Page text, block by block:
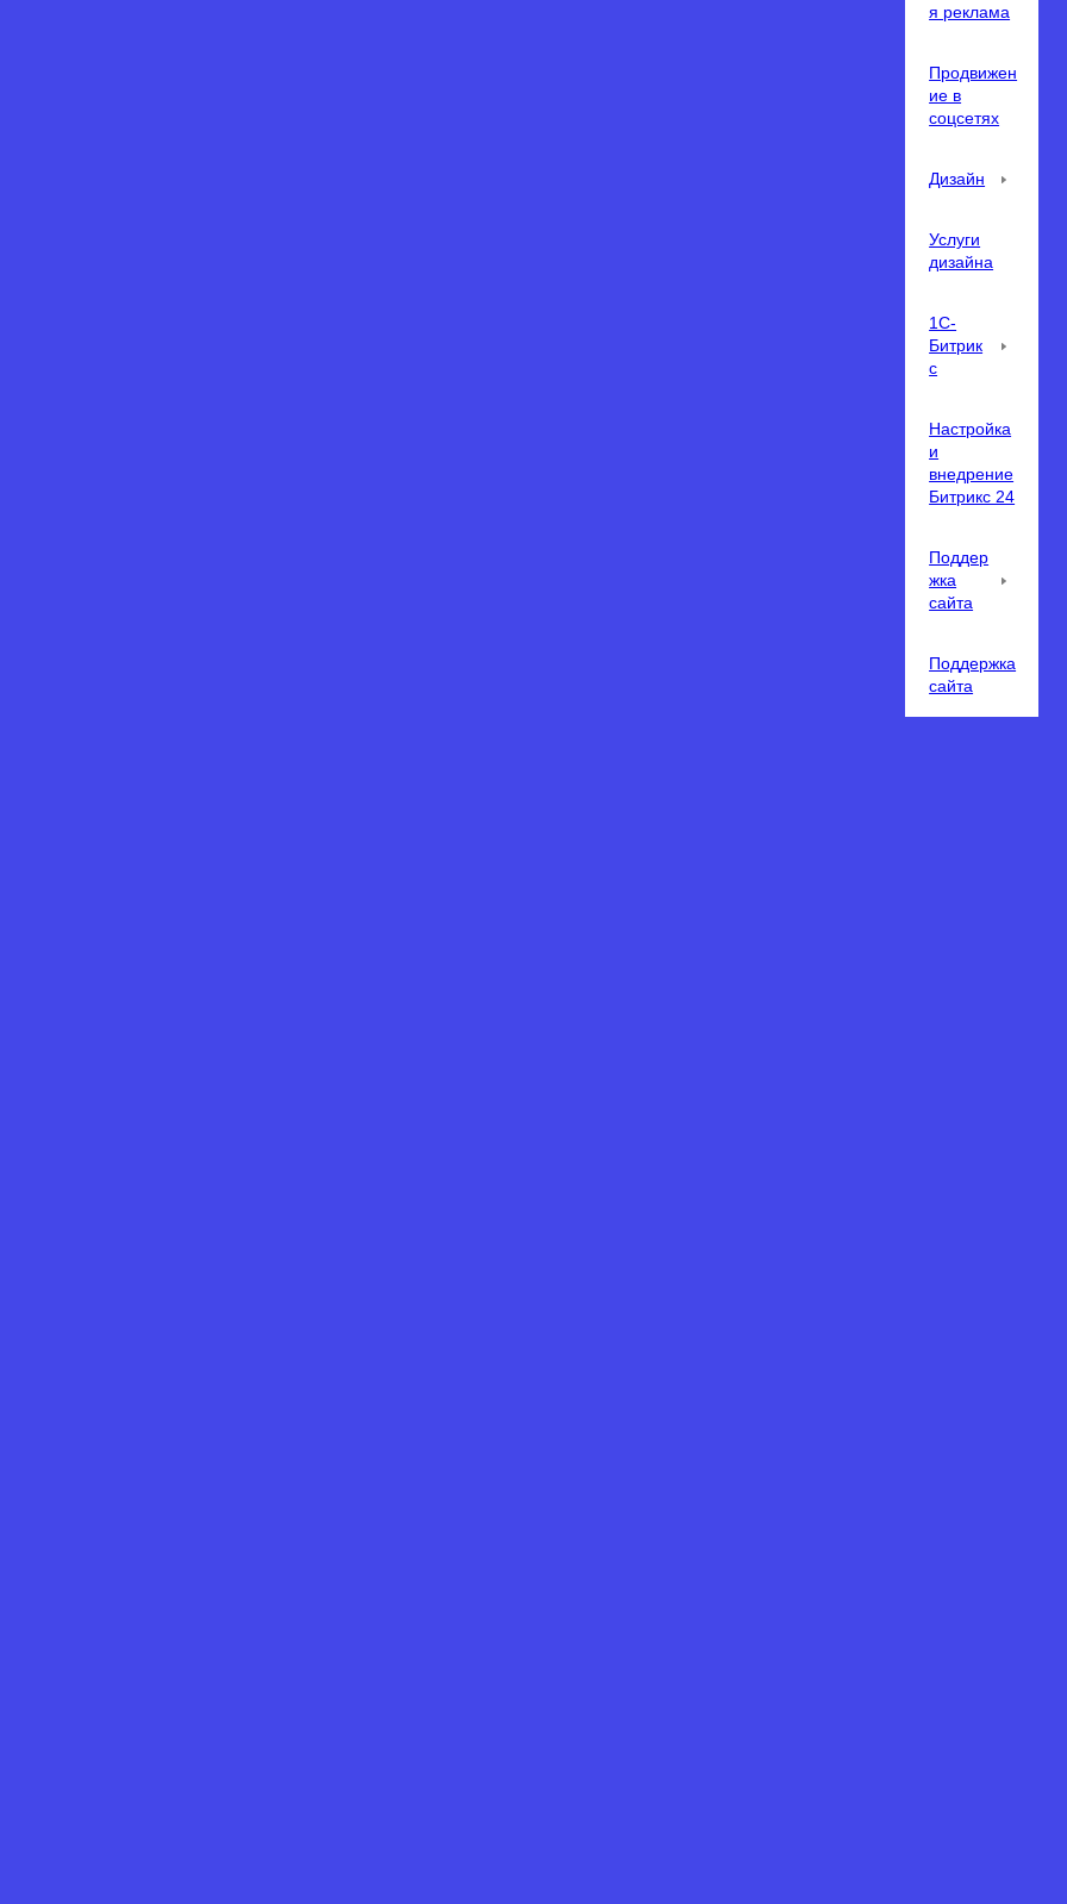
я реклама
Продвижен
ие в
соцсетях
Дизайн
Услуги
дизайна
1С-
Битрик
с
Настройка
и
внедрение
Битрикс 24
Поддер
жка
сайта
Поддержка
сайта